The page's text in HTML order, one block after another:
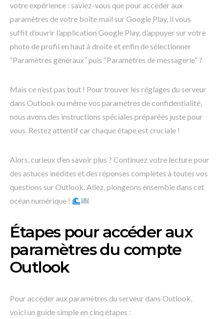
votre expérience : saviez-vous que pour accéder aux
paramètres de votre boîte mail sur Google Play, il vous
suffit d’ouvrir l’application Google Play, d’appuyer sur votre
photo de profil en haut à droite et enfin de sélectionner
“Paramètres généraux” puis “Paramètres de messagerie” ?
Mais ce n’est pas tout ! Pour trouver les réglages du serveur
dans Outlook ou même vos paramètres de confidentialité,
nous avons des instructions spéciales préparées juste pour
vous. Restez attentif car chaque étape est cruciale !
Alors, curieux d’en savoir plus ? Continuez votre lecture pour
des astuces inédites et des réponses complètes à toutes vos
questions sur Outlook. Allez, plongeons ensemble dans cet
océan numérique !
Étapes pour accéder aux
paramètres du compte
Outlook
Pour accéder aux paramètres du serveur dans Outlook,
voici un guide simple en cinq étapes :